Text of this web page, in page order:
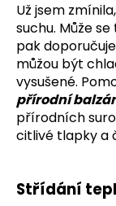
Už jsem
suchu. Může
pak
můžou být
vysušené.
přírodní
přírodních
citlivé tlapky a
Střídání